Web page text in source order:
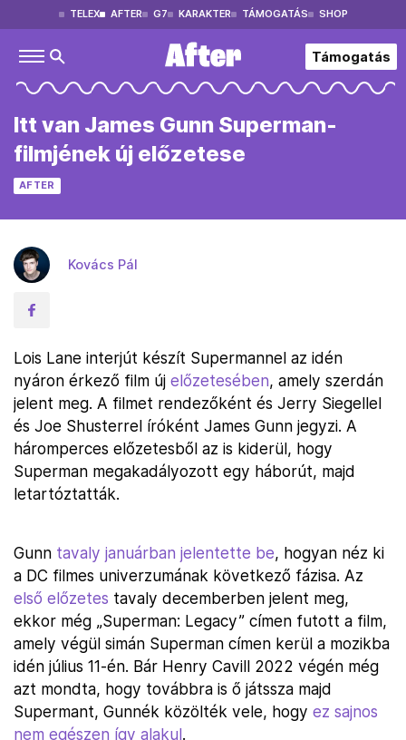
TELEX AFTER G7 KARAKTER TÁMOGATÁS SHOP
Támogatás
Itt van James Gunn Superman-
filmjének új előzetese
AFTER
Kovács Pál
Lois Lane interjút készít Supermannel az idén
nyáron érkező film új előzetesében, amely szerdán
jelent meg. A filmet rendezőként és Jerry Siegellel
és Joe Shusterrel íróként James Gunn jegyzi. A
háromperces előzetesből az is kiderül, hogy
Superman megakadályozott egy háborút, majd
letartóztatták.
Gunn tavaly januárban jelentette be, hogyan néz ki
a DC filmes univerzumának következő fázisa. Az
első előzetes tavaly decemberben jelent meg,
ekkor még „Superman: Legacy” címen futott a film,
amely végül simán Superman címen kerül a mozikba
idén július 11-én. Bár Henry Cavill 2022 végén még
azt mondta, hogy továbbra is ő játssza majd
Supermant, Gunnék közölték vele, hogy ez sajnos
nem egészen így alakul.